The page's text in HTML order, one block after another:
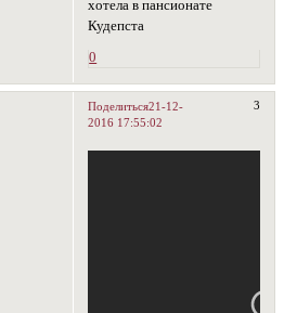
хотела в пансионате
Кудепста
0
Поделиться 3
21-12-
2016 17:55:02